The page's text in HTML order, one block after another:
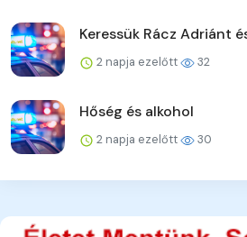
Keressük Rácz Adriánt
2 napja ezelőtt 32
Hőség és alkohol
2 napja ezelőtt 30